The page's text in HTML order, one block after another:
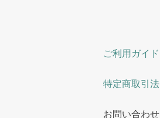
ご利用ガイド
特定商取引法
お問い合わせ